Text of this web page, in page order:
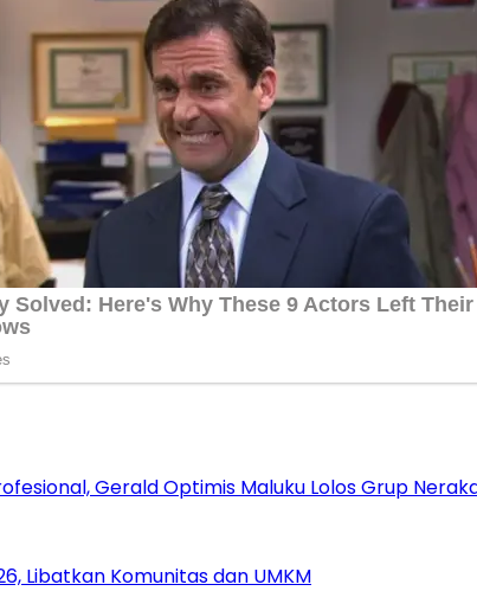
Gerald Optimis Maluku Lolos Grup
Libatkan Komunitas dan UMKM